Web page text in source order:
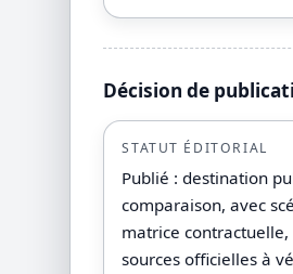
Décision de
STATUT ÉDITORIAL
Publié : destination
comparaison, avec
matrice
sources officielles à